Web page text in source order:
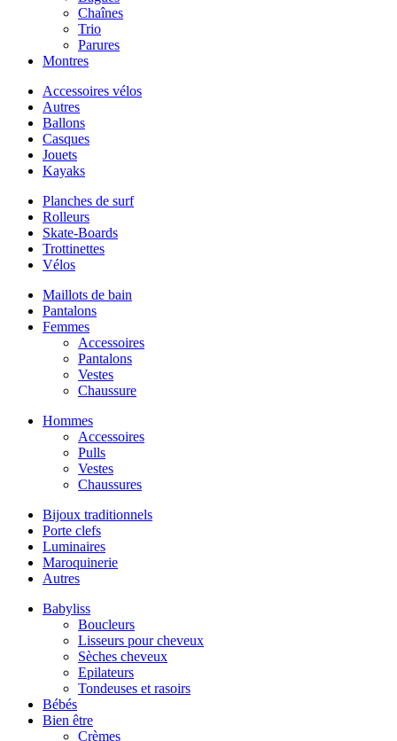
Chaînes
Trio
Parures
Montres
Accessoires vélos
Autres
Ballons
Casques
Jouets
Kayaks
Planches de surf
Rolleurs
Skate-Boards
Trottinettes
Vélos
Maillots de bain
Pantalons
Femmes
Accessoires
Pantalons
Vestes
Chaussure
Hommes
Accessoires
Pulls
Vestes
Chaussures
Bijoux traditionnels
Porte clefs
Luminaires
Maroquinerie
Autres
Babyliss
Boucleurs
Lisseurs pour cheveux
Sèches cheveux
Epilateurs
Tondeuses et rasoirs
Bébés
Bien être
Crèmes